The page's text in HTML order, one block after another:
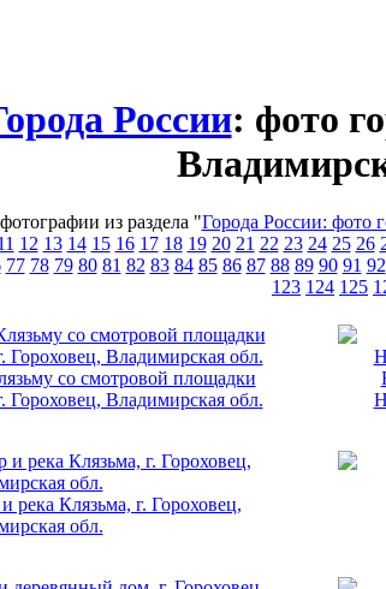
России: фото
из раздела "Города России: фото
12 13 14 15 16 17 18 19 20 21 22 23 24 25 26
77 78 79 80 81 82 83 84 85 86 87 88 89 90 91 92
123 124 125
со смотровой площадки
Гороховец, Владимирская обл.
река Клязьма, г. Гороховец,
обл.